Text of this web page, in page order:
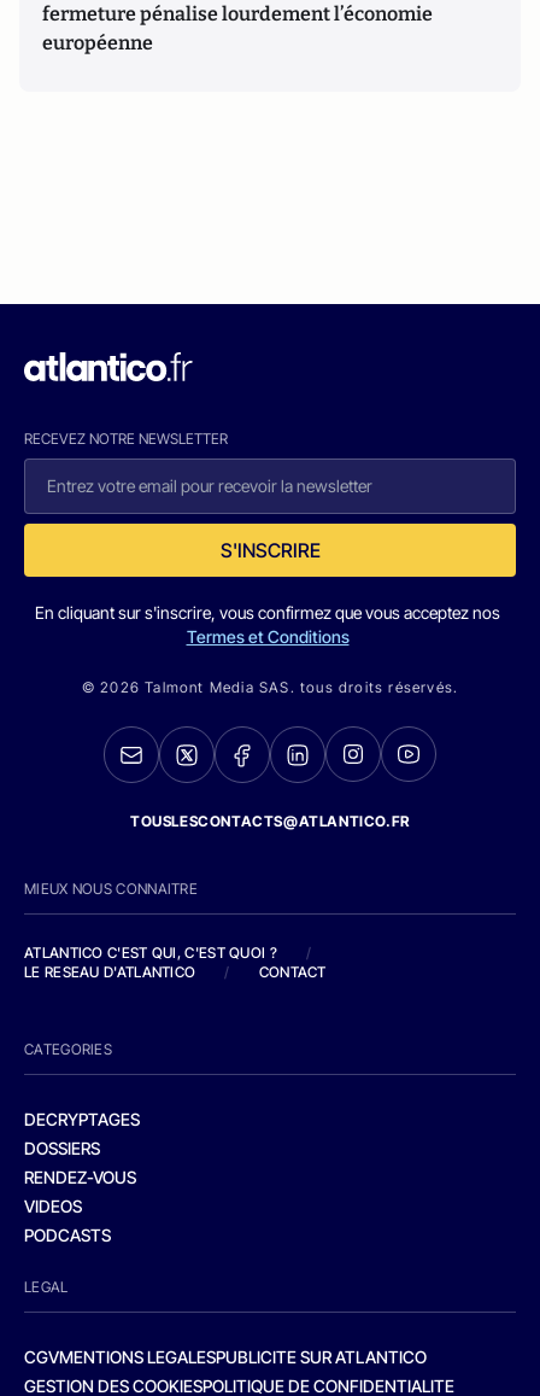
fermeture pénalise lourdement l’économie
européenne
RECEVEZ NOTRE NEWSLETTER
S'INSCRIRE
En cliquant sur s'inscrire, vous confirmez que vous acceptez nos
Termes et Conditions
© 2026 Talmont Media SAS. tous droits réservés.
TOUSLESCONTACTS@ATLANTICO.FR
MIEUX NOUS CONNAITRE
ATLANTICO C'EST QUI, C'EST QUOI ?
/
LE RESEAU D'ATLANTICO
/ CONTACT
CATEGORIES
DECRYPTAGES
DOSSIERS
RENDEZ-VOUS
VIDEOS
PODCASTS
LEGAL
CGVMENTIONS LEGALESPUBLICITE SUR ATLANTICO
GESTION DES COOKIESPOLITIQUE DE CONFIDENTIALITE